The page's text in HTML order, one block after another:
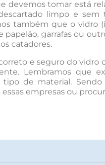
devemos tomar está
limpo e sem
também que o vidro
papelão, garrafas ou
catadores.
e seguro do
Lembramos que
de material. Sendo
empresas ou